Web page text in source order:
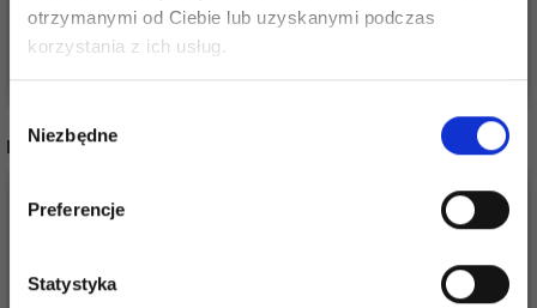
otrzymanymi od Ciebie lub uzyskanymi podczas
korzystania z ich usług.
zgody
Niezbędne
Preferencje
Statystyka
Dodaj do koszyka
INNI TEŻ WIDZIELI
Oszczędź nawet do 50%
miłośników włóczek i uzyskaj wyłączny
dostęp do inspirujących wzorów na druty i